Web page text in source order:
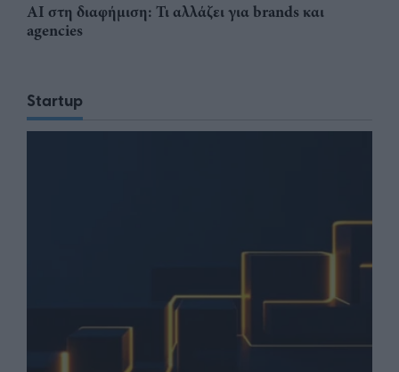
AI στη διαφήμιση: Τι αλλάζει για brands και
agencies
Startup